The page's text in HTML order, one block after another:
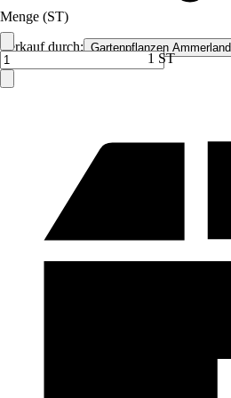
Verkauf durch: Gartenpflanzen Ammerland
Menge (ST)
1 ST